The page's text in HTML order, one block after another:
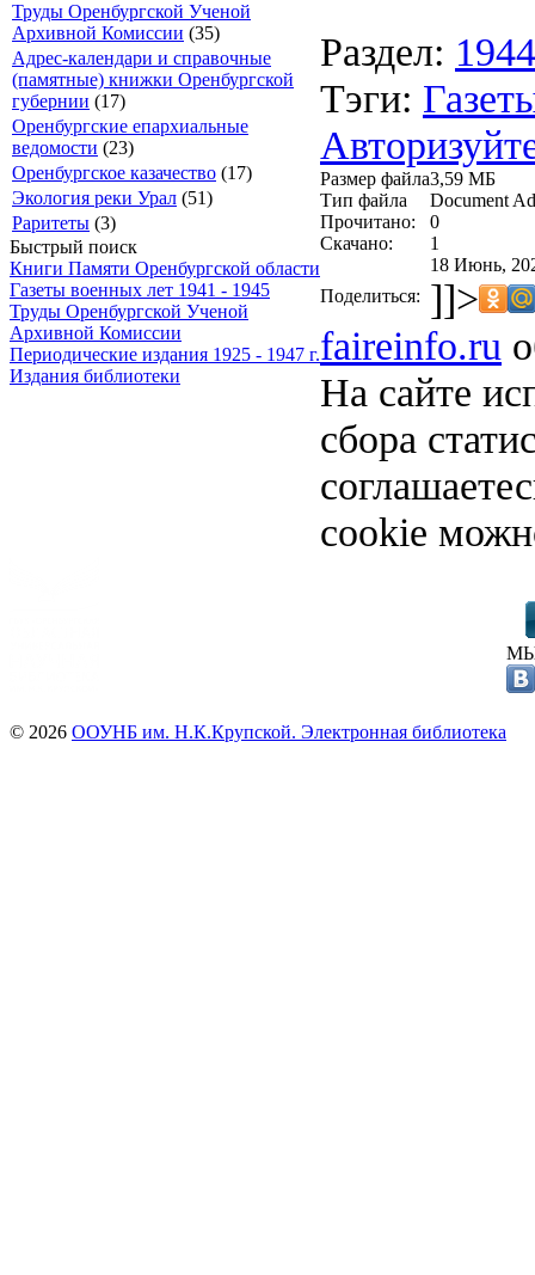
Труды Оренбургской Ученой
Архивной Комиссии (35)
Адрес-календари и справочные
(памятные) книжки Оренбургской
губернии (17)
Оренбургские епархиальные
ведомости (23)
Оренбургское казачество (17)
Экология реки Урал (51)
Раритеты (3)
Быстрый поиск
Книги Памяти Оренбургской области
Газеты военных лет 1941 - 1945
Труды Оренбургской Ученой
Архивной Комиссии
Периодические издания 1925 - 1947 г.
Издания библиотеки
Раздел: 1944
Тэги:
Размер файла3,59 МБ
Тип файла
Document
Прочитано:
0
Скачано:
1
18 Июнь,
Поделиться: ]]>
faireinfo.ru
На сайте
сбора
cookie
© 2026 ООУНБ им. Н.К.Крупской. Электронная библиотека